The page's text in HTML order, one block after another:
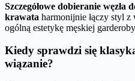
Szczegółowe dobieranie węzła
krawata harmonijnie łączy styl
ogólną estetykę męskiej
Kiedy sprawdzi się
wiązanie?